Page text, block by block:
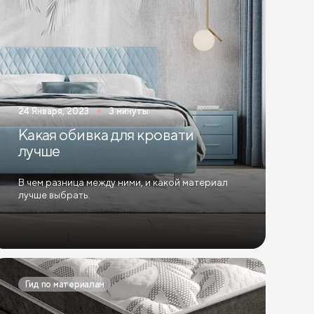
24 Января, 2023 3 минуты
Какая обивка для кровати
лучше
В чем разница между ними, и какой материал
лучше выбрать.
Гид по материалам